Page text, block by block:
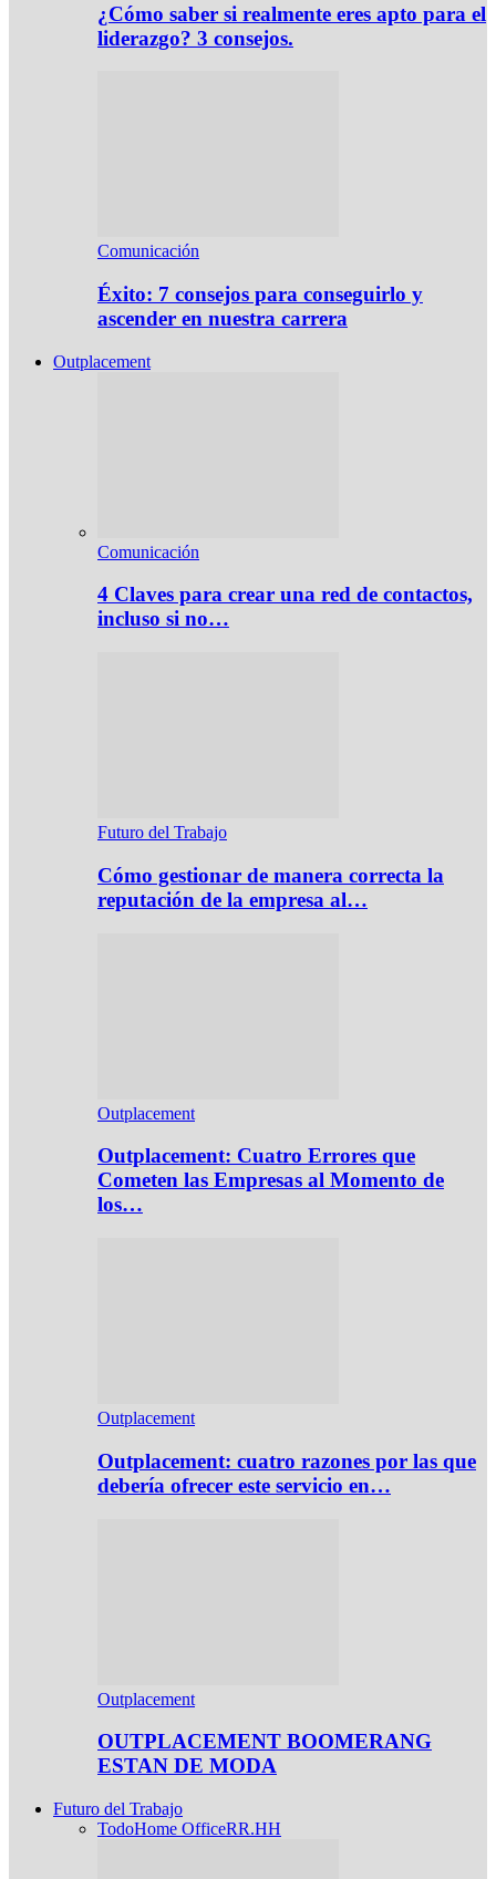
¿Cómo saber si realmente eres apto para el
liderazgo? 3 consejos.
Comunicación
Éxito: 7 consejos para conseguirlo y
ascender en nuestra carrera
Outplacement
Comunicación
4 Claves para crear una red de contactos,
incluso si no…
Futuro del Trabajo
Cómo gestionar de manera correcta la
reputación de la empresa al…
Outplacement
Outplacement: Cuatro Errores que
Cometen las Empresas al Momento de
los…
Outplacement
Outplacement: cuatro razones por las que
debería ofrecer este servicio en…
Outplacement
OUTPLACEMENT BOOMERANG
ESTAN DE MODA
Futuro del Trabajo
TodoHome OfficeRR.HH